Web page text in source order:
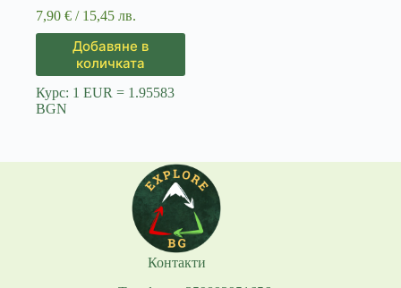
7,90 € / 15,45 лв.
Добавяне в
количката
Курс: 1 EUR = 1.95583
BGN
Контакти